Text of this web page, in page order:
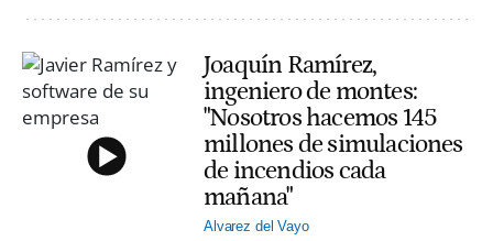
Joaquín Ramírez,
ingeniero de montes:
"Nosotros hacemos 145
millones de simulaciones
de incendios cada
mañana"
Alvarez del Vayo